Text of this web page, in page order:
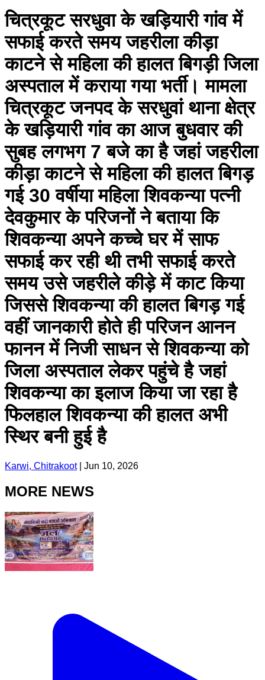
चित्रकूट सरधुवा के खड़ियारी गांव में
सफाई करते समय जहरीला कीड़ा
काटने से महिला की हालत बिगड़ी जिला
अस्पताल में कराया गया भर्ती। मामला
चित्रकूट जनपद के सरधुवां थाना क्षेत्र
के खड़ियारी गांव का आज बुधवार की
सुबह लगभग 7 बजे का है जहां जहरीला
कीड़ा काटने से महिला की हालत बिगड़
गई 30 वर्षीया महिला शिवकन्या पत्नी
देवकुमार के परिजनों ने बताया कि
शिवकन्या अपने कच्चे घर में साफ
सफाई कर रही थी तभी सफाई करते
समय उसे जहरीले कीड़े में काट किया
जिससे शिवकन्या की हालत बिगड़ गई
वहीं जानकारी होते ही परिजन आनन
फानन में निजी साधन से शिवकन्या को
जिला अस्पताल लेकर पहुंचे है जहां
शिवकन्या का इलाज किया जा रहा है
फिलहाल शिवकन्या की हालत अभी
स्थिर बनी हुई है
Karwi, Chitrakoot| Jun 10, 2026
MORE NEWS